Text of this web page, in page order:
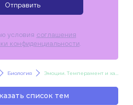
Отправить
условия соглашения
конфиденциальности
Биология Эмоции. Темперамент и характер
список тем